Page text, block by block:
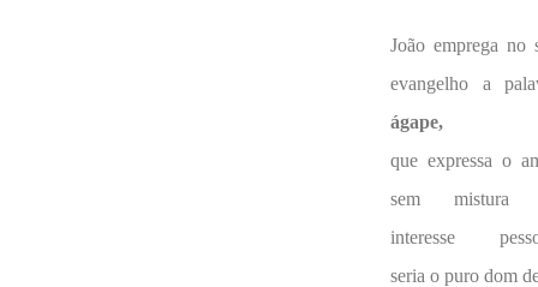
João emprega no
evangelho a
ágape,
que expressa o
sem mistura
interesse
seria o puro dom